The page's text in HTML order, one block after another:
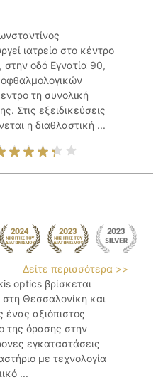
ιατρείο στο κέντρο
οδό Εγνατία 90,
τη συνολική
Στις εξειδικεύσεις
η διαθλαστική ...
Δείτε περισσότερα >>
optics βρίσκεται
Θεσσαλονίκη και
ένας αξιόπιστος
της όρασης στην
εγκαταστάσεις
με τεχνολογία
...